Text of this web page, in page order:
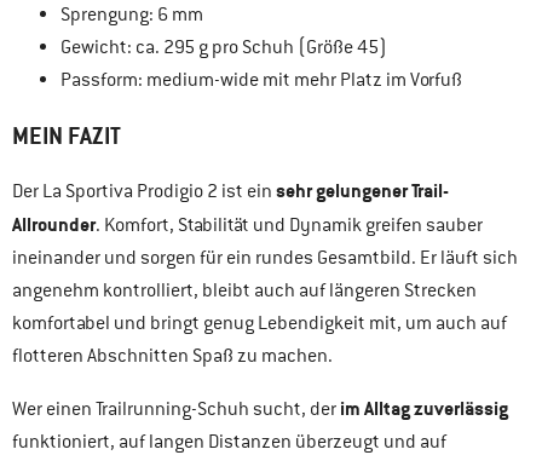
Sprengung: 6 mm
Gewicht: ca. 295 g pro Schuh (Größe 45)
Passform: medium-wide mit mehr Platz im Vorfuß
MEIN FAZIT
Der La Sportiva Prodigio 2 ist ein sehr gelungener Trail-
Allrounder. Komfort, Stabilität und Dynamik greifen sauber
ineinander und sorgen für ein rundes Gesamtbild. Er läuft sich
angenehm kontrolliert, bleibt auch auf längeren Strecken
komfortabel und bringt genug Lebendigkeit mit, um auch auf
flotteren Abschnitten Spaß zu machen.
Wer einen Trailrunning-Schuh sucht, der im Alltag zuverlässig
funktioniert, auf langen Distanzen überzeugt und auf